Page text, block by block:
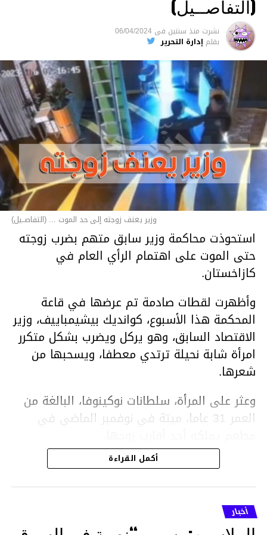
(التفاصــيل)
نشرت منذ سنتين فى 06/04/2024
بقلم إدارة التحرير
وزير يعنف زوجته إلى حد الموت ... (التفاصــيل)
استحوذت محاكمة وزير سابق متهم بضرب زوجته
حتى الموت على اهتمام الرأي العام في
كازاخستان.
وأظهرت لقطات صادمة تم عرضها في قاعة
المحكمة هذا الأسبوع، كوانديك بيشيمباييف، وزير
الاقتصاد السابق، وهو يركل ويضرب بشكل متكرر
امرأة شابة نحيلة ترتدي معطفا، ويسحبها من
شعرها.
وعثر على المرأة، سلطانات نوكينوفا، البالغة من
العمر 31 عاما، ميتة في نوفمبر الماضي في
ووفقا لتقرير الطبيب الشرعي، توفيت نوكينوفا
متأثرة بصدمة في الدماغ، وكانت إحدى عظام
أنفها مكسورة وكانت هناك كدمات متعددة على
وجهها ورأسها وذراعيها ويديها.
أكمل القراءة
أخبار